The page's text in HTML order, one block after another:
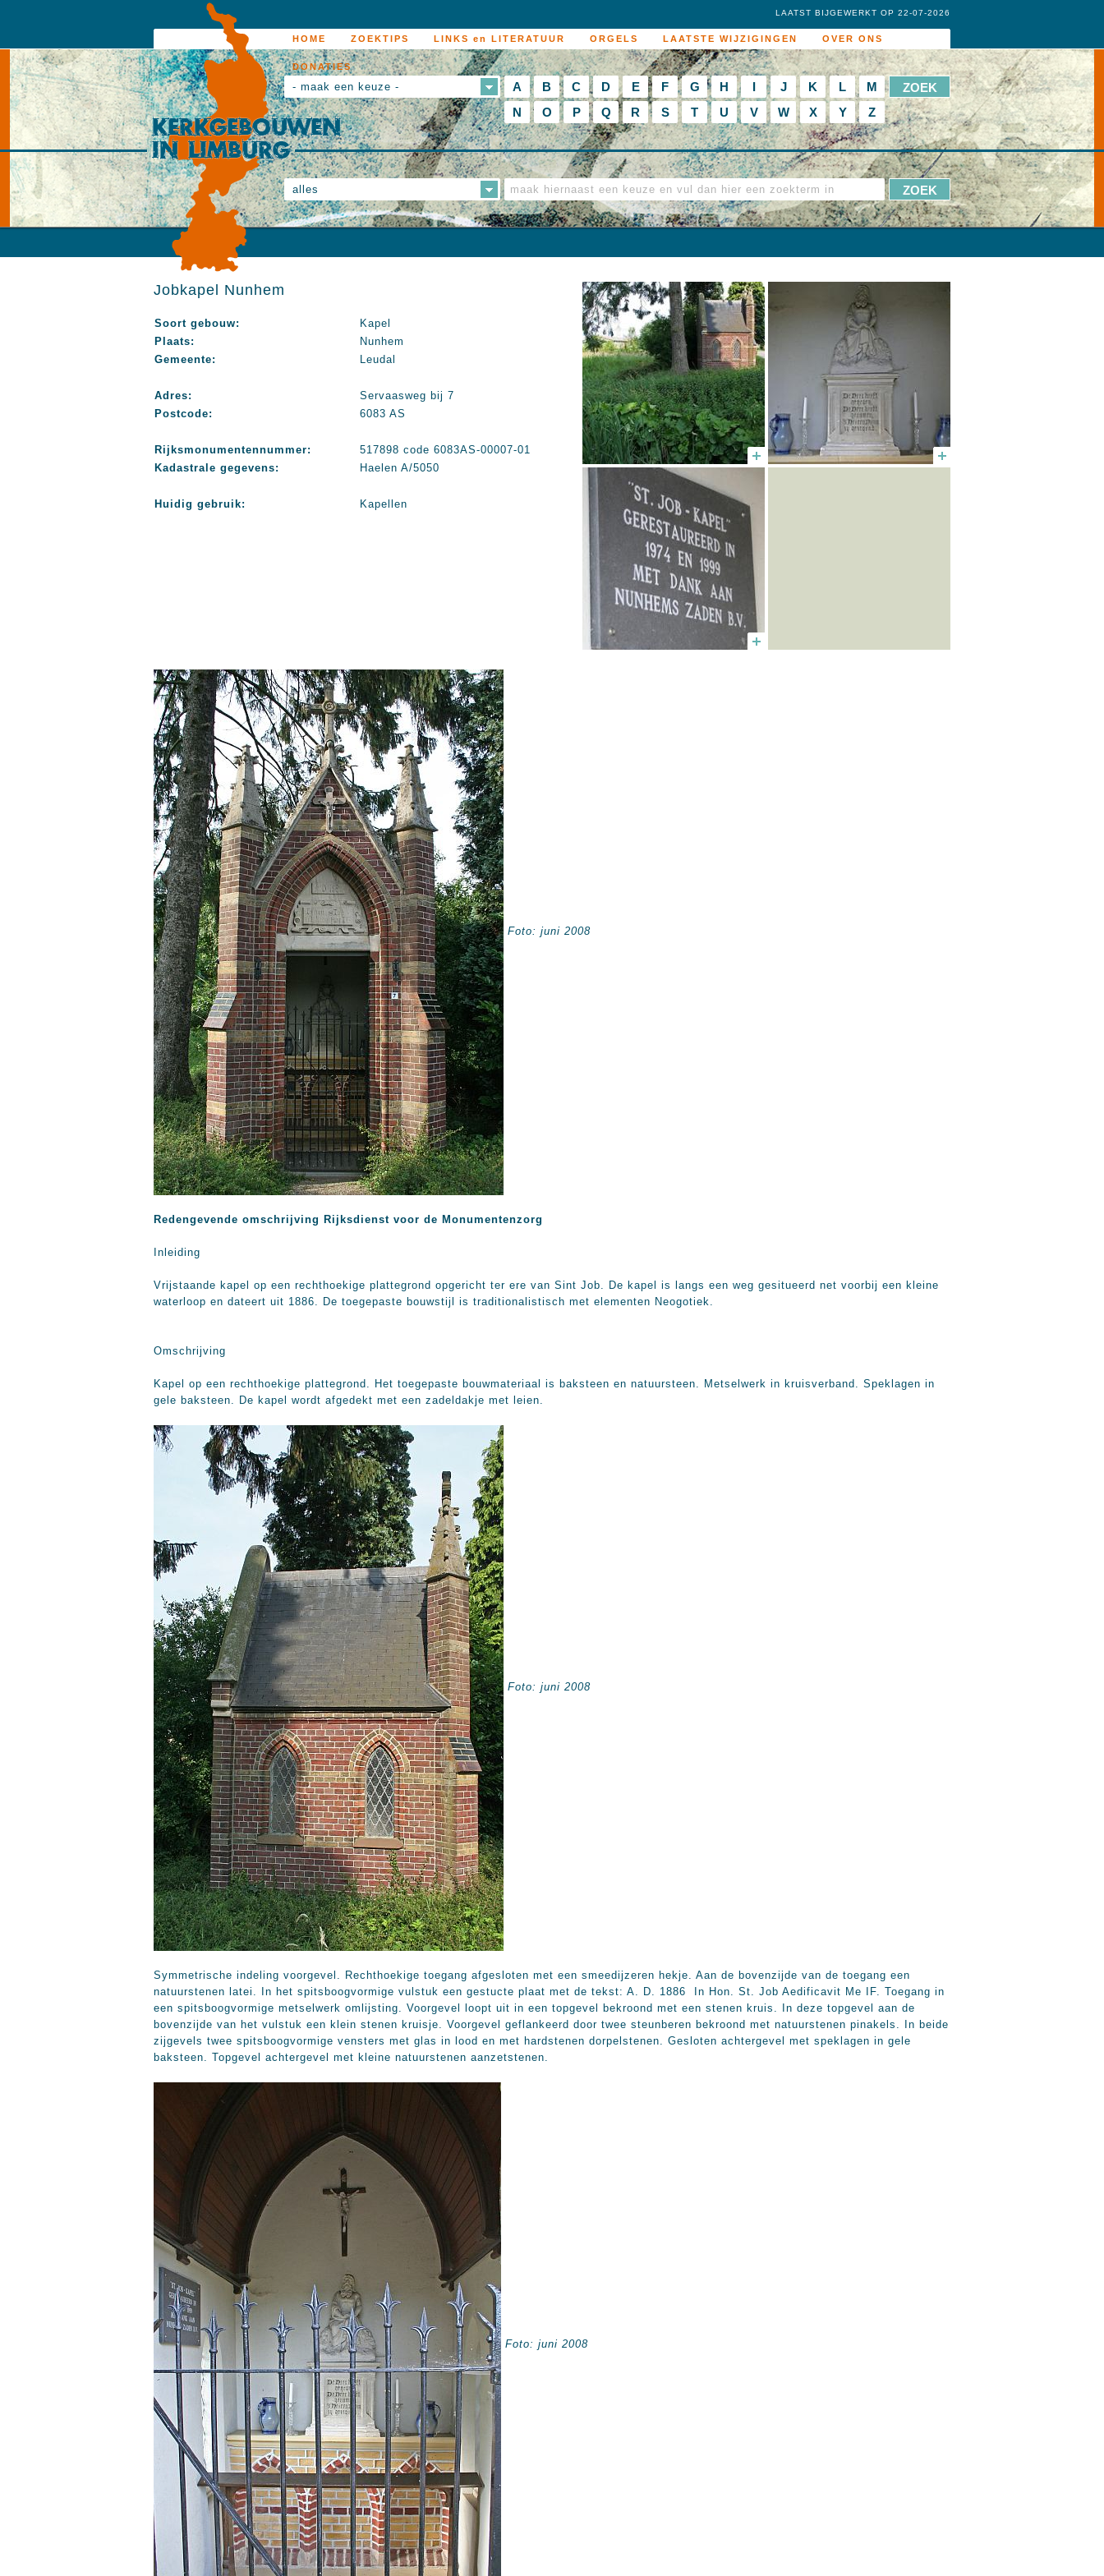
HOME ZOEKTIPS LINKS en LITERATUUR ORGELS LAATSTE WIJZIGINGEN OVER ONS
DONATIES
LAATST BIJGEWERKT OP 22-07-2026
- maak een keuze - A B C D E F G H I J K L
M
N
O P Q R S T U V W X Y Z
alles
Jobkapel Nunhem
Soort gebouw:
Kapel
Plaats:
Nunhem
Gemeente:
Leudal
Adres:
Servaasweg bij 7
Postcode:
6083 AS
Rijksmonumentennummer:
517898 code 6083AS-00007-01
Kadastrale gegevens:
Haelen A/5050
Huidig gebruik: Kapellen
Foto: juni 2008
Redengevende omschrijving Rijksdienst voor de Monumentenzorg
Inleiding
Vrijstaande kapel op een rechthoekige plattegrond opgericht ter ere van Sint Job. De kapel is langs een weg gesitueerd net voorbij een kleine
waterloop en dateert uit 1886. De toegepaste bouwstijl is traditionalistisch met elementen Neogotiek.
Omschrijving
Kapel op een rechthoekige plattegrond. Het toegepaste bouwmateriaal is baksteen en natuursteen. Metselwerk in kruisverband. Speklagen in
gele baksteen. De kapel wordt afgedekt met een zadeldakje met leien.
Foto: juni 2008
Symmetrische indeling voorgevel. Rechthoekige toegang afgesloten met een smeedijzeren hekje. Aan de bovenzijde van de toegang een
natuurstenen latei. In het spitsboogvormige vulstuk een gestucte plaat met de tekst: A. D. 1886 In Hon. St. Job Aedificavit Me IF. Toegang in
een spitsboogvormige metselwerk omlijsting. Voorgevel loopt uit in een topgevel bekroond met een stenen kruis. In deze topgevel aan de
bovenzijde van het vulstuk een klein stenen kruisje. Voorgevel geflankeerd door twee steunberen bekroond met natuurstenen pinakels. In beide
zijgevels twee spitsboogvormige vensters met glas in lood en met hardstenen dorpelstenen. Gesloten achtergevel met speklagen in gele
baksteen. Topgevel achtergevel met kleine natuurstenen aanzetstenen.
Foto: juni 2008